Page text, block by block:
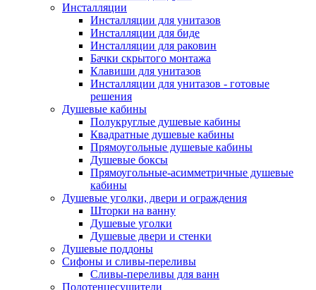
Инсталляции
Инсталляции для унитазов
Инсталляции для биде
Инсталляции для раковин
Бачки скрытого монтажа
Клавиши для унитазов
Инсталляции для унитазов - готовые
решения
Душевые кабины
Полукруглые душевые кабины
Квадратные душевые кабины
Прямоугольные душевые кабины
Душевые боксы
Прямоугольные-асимметричные душевые
кабины
Душевые уголки, двери и ограждения
Шторки на ванну
Душевые уголки
Душевые двери и стенки
Душевые поддоны
Сифоны и сливы-переливы
Сливы-переливы для ванн
Полотенцесушители